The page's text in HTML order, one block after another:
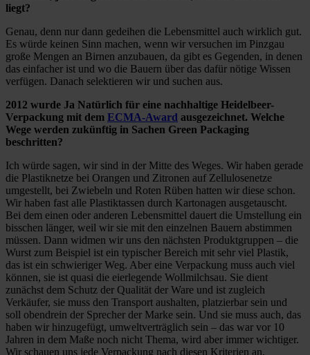
liegt?
Genau, denn nur dann gedeihen die Lebensmittel auch wirklich gut.
Es würde keinen Sinn machen, wenn wir versuchen im Pinzgau
große Mengen an Birnen anzubauen, da gibt es Gegenden, in denen
das einfacher ist und wo die Bauern über das dafür nötige Wissen
verfügen. Danach selektieren wir und suchen aus.
2012 wurde Ja Natürlich für eine nachhaltige Heidelbeer-
Verpackung mit dem ECMA-Award ausgezeichnet. Welche
Wege werden zukünftig in Sachen Green Packaging
beschritten?
Ich würde sagen, wir sind in der Mitte des Weges. Wir haben gerade
die Plastiknetze bei Orangen und Zitronen auf Zellulosenetze
umgestellt, bei Zwiebeln und Roten Rüben hatten wir diese schon.
Wir haben fast alle Plastiktassen durch Kartonagen ausgetauscht.
Bei dem einen oder anderen Lebensmittel dauert die Umstellung ein
bisschen länger, weil wir sie mit den einzelnen Bauern abstimmen
müssen. Dann widmen wir uns den nächsten Produktgruppen – die
Wurst zum Beispiel ist ein typischer Bereich mit sehr viel Plastik,
das ist ein schwieriger Weg. Aber eine Verpackung muss auch viel
können, sie ist quasi die eierlegende Wollmilchsau. Sie dient
zunächst dem Schutz der Qualität der Ware und ist zugleich
Verkäufer, sie muss den Transport aushalten, platzierbar sein und
soll obendrein der Sprecher der Marke sein. Und sie muss auch, das
haben wir hinzugefügt, umweltverträglich sein – das war vor 10
Jahren in dem Maße noch nicht Thema, wird aber immer wichtiger.
Wir schauen uns jede Verpackung nach diesen Kriterien an,